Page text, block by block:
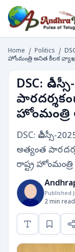
Home / Politics /
హోంమంత్రి అనిత కీలక
DSC:
హోంమంత్రి
DSC: డీఎస్సీ-
అత్యంత
రాష్ట్ర
Published
2 min read